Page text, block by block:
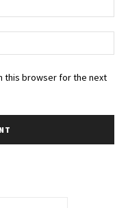
this browser for the next